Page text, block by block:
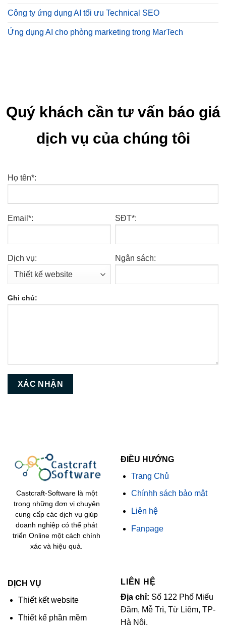
Công ty ứng dụng AI tối ưu Technical SEO
Ứng dụng AI cho phòng marketing trong MarTech
Quý khách cần tư vấn báo giá
dịch vụ của chúng tôi
Họ tên*:
Email*: SĐT*:
Dịch vụ: Ngân sách:
Ghi chú:
Castcraft-Software là một
trong những đơn vị chuyên
cung cấp các dịch vụ giúp
doanh nghiệp có thể phát
triển Online một cách chính
xác và hiệu quả.
ĐIỀU HƯỚNG
Trang Chủ
Chínhh sách bảo mật
Liên hệ
Fanpage
DỊCH VỤ
Thiết kết website
Thiết kế phần mềm
LIÊN HỆ
Địa chỉ: Số 122 Phố Miếu
Đầm, Mễ Trì, Từ Liêm, TP-
Hà Nội.